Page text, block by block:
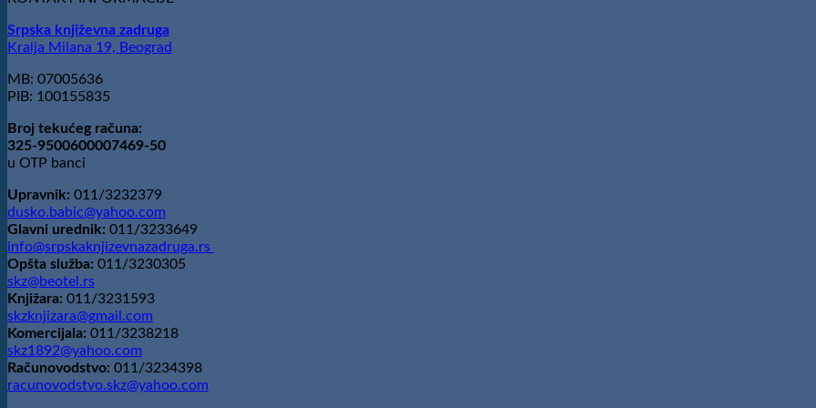
Srpska književna zadruga
Kralja Milana 19, Beograd
MB: 07005636
PIB: 100155835
Broj tekućeg računa:
325-9500600007469-50
u OTP banci
Upravnik: 011/3232379
dusko.babic@yahoo.com
Glavni urednik: 011/3233649
info@srpskaknjizevnazadruga.rs
Opšta služba: 011/3230305
skz@beotel.rs
Knjižara: 011/3231593
skzknjizara@gmail.com
Komercijala: 011/3238218
skz1892@yahoo.com
Računovodstvo: 011/3234398
racunovodstvo.skz@yahoo.com